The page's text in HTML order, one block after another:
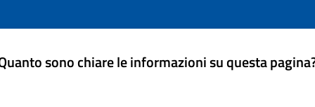
sono chiare le informazioni su questa